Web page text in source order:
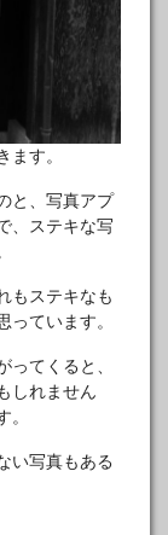
す。
と、写真アプ
、ステキな写
もステキなも
ています。
てくると、
しれません
い写真もある